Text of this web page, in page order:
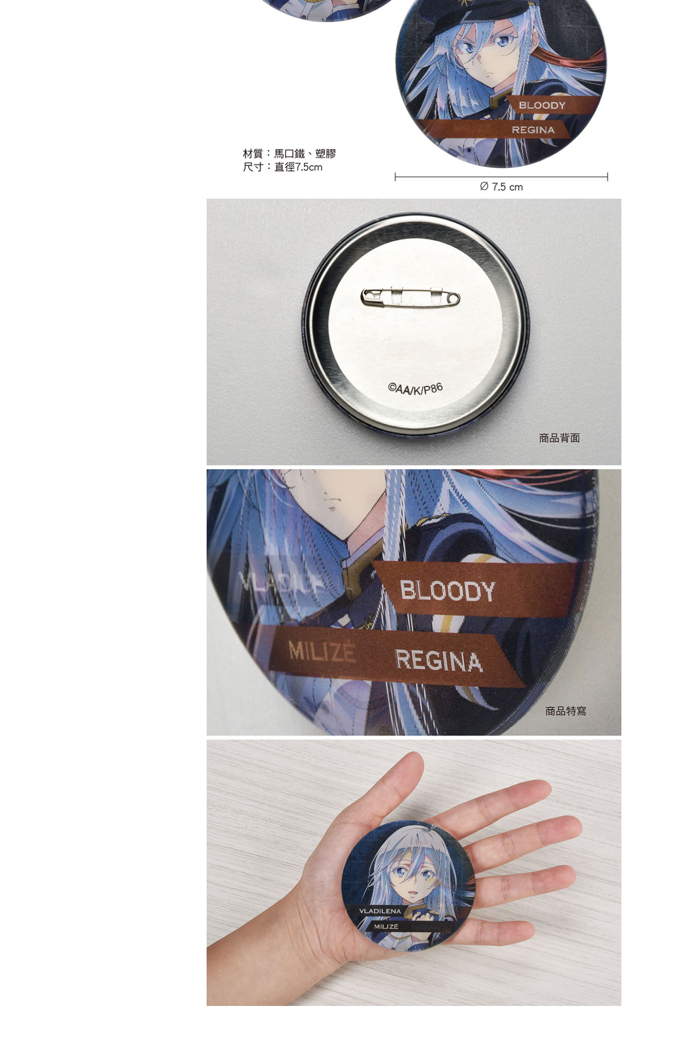
宅配-離島(澎湖/金門/馬祖)-木棉花樂園專用
NT$220/pesanan
黑貓宅配-貨到付款
NT$150/pesanan
✈️ 海外配送 Kadar Penghantaran